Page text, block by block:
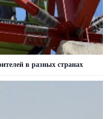
в разных странах